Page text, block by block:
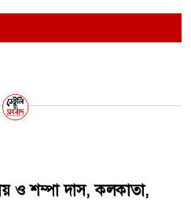
ও শম্পা দাস, কলকাতা,